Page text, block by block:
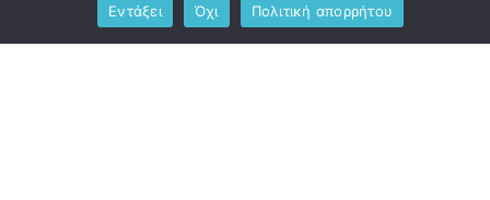
Ανδρέου Λόντου 1, Μεσολόγγι 302 00
Εντάξει
Όχι Πολιτική απορρήτου